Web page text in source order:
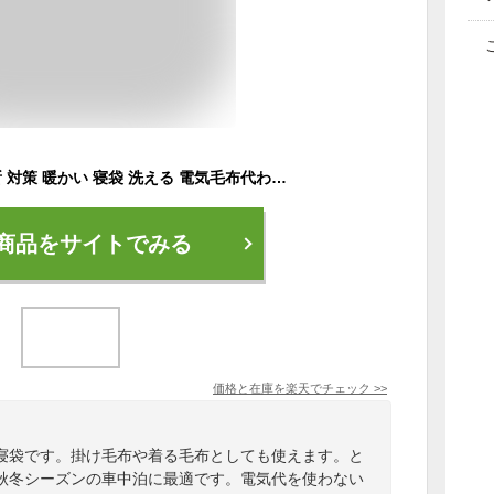
地震 災害 停電 避難所 対策 暖かい 寝袋 洗える 電気毛布代わり 掛け毛布 布団 ブランケット 歩ける 着る ゲーム ゲーミング GAME 車中泊 グッズ マット キャンプ 節電 防寒 フリース 軽量 収納 小さく畳める ダブル クイーンサイズ 暖暖あったか4WAYシュラフ
品をサイトでみる
価格と在庫を楽天でチェック >>
です。掛け毛布や着る毛布としても使えます。と
冬シーズンの車中泊に最適です。電気代を使わない